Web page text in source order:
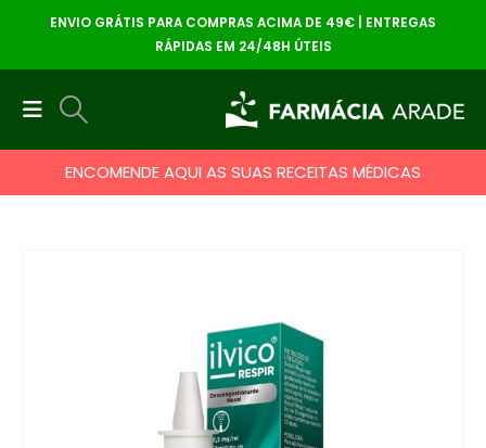
ENVIO GRÁTIS PARA COMPRAS ACIMA DE 49€ | ENTREGAS
RÁPIDAS EM 24/48H ÚTEIS
ENCOMENDE AQUI AS SUAS RECEITAS MÉDICAS